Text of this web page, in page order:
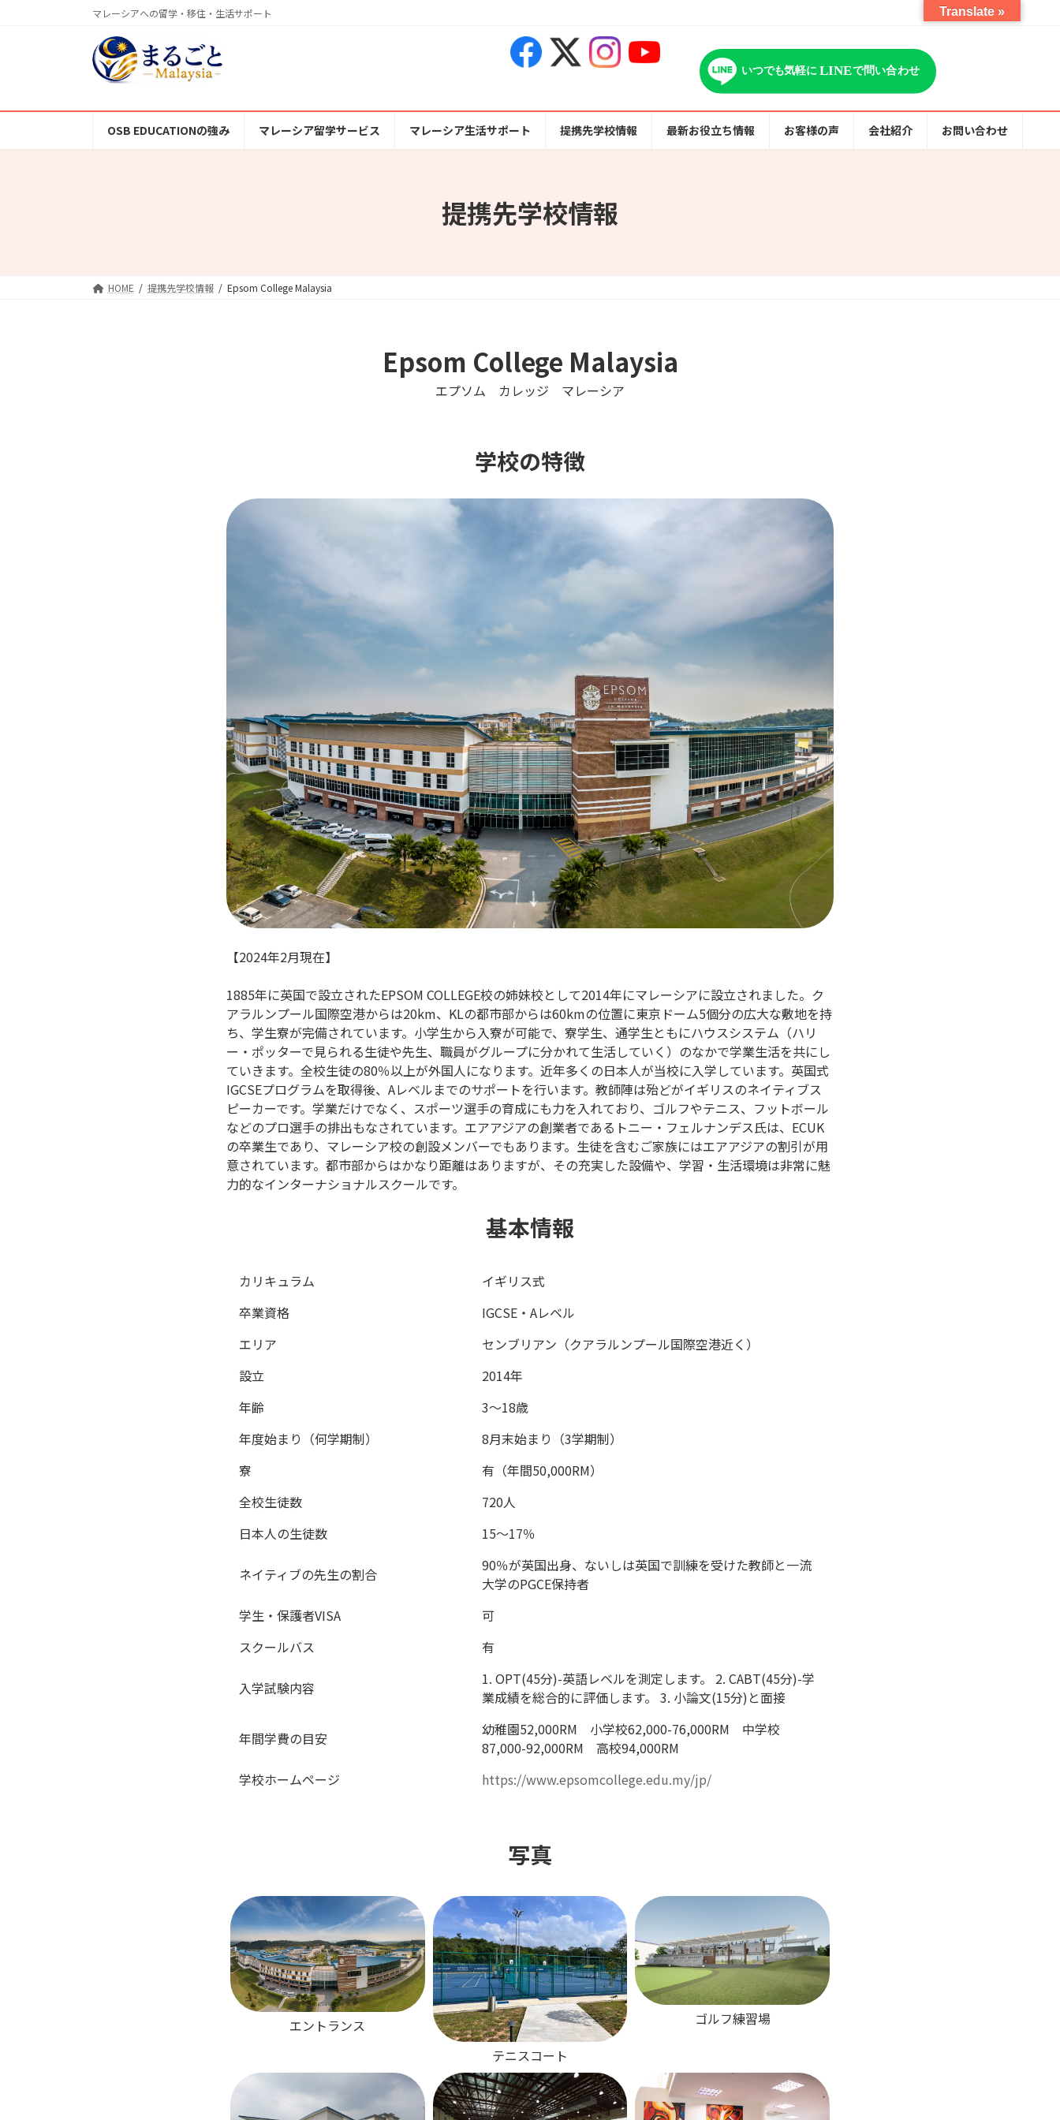
マレーシアへの留学・移住・生活サポート
OSB EDUCATIONの強み マレーシア留学サービス マレーシア生活サポート 提携先学校情報 最新お役立ち情報 お客様の声 会社紹介 お問い合わせ
提携先学校情報
HOME 提携先学校情報 Epsom College Malaysia
Epsom College Malaysia
エプソム カレッジ マレーシア
学校の特徴
【2024年2月現在】
1885年に英国で設立されたEPSOM COLLEGE校の姉妹校として2014年にマレーシアに設立されました。ク
アラルンプール国際空港からは20km、KLの都市部からは60kmの位置に東京ドーム5個分の広大な敷地を持
ち、学生寮が完備されています。小学生から入寮が可能で、寮学生、通学生ともにハウスシステム（ハリ
ー・ポッターで見られる生徒や先生、職員がグループに分かれて生活していく）のなかで学業生活を共にし
ていきます。全校生徒の80％以上が外国人になります。近年多くの日本人が当校に入学しています。英国式
IGCSEプログラムを取得後、Aレベルまでのサポートを行います。教師陣は殆どがイギリスのネイティブス
ピーカーです。学業だけでなく、スポーツ選手の育成にも力を入れており、ゴルフやテニス、フットボール
などのプロ選手の排出もなされています。エアアジアの創業者であるトニー・フェルナンデス氏は、ECUK
の卒業生であり、マレーシア校の創設メンバーでもあります。生徒を含むご家族にはエアアジアの割引が用
意されています。都市部からはかなり距離はありますが、その充実した設備や、学習・生活環境は非常に魅
力的なインターナショナルスクールです。
基本情報
カリキュラム
イギリス式
卒業資格
IGCSE・Aレベル
エリア
センブリアン（クアラルンプール国際空港近く）
設立
2014年
年齢
3～18歳
年度始まり（何学期制）
8月末始まり（3学期制）
寮
有（年間50,000RM）
全校生徒数
720人
日本人の生徒数
15〜17％
ネイティブの先生の割合
90％が英国出身、ないしは英国で訓練を受けた教師と一流
大学のPGCE保持者
学生・保護者VISA
可
スクールバス
有
入学試験内容
1. OPT(45分)-英語レベルを測定します。 2. CABT(45分)-学
業成績を総合的に評価します。 3. 小論文(15分)と面接
年間学費の目安
幼稚園52,000RM 小学校62,000-76,000RM 中学校
87,000-92,000RM 高校94,000RM
学校ホームページ
https://www.epsomcollege.edu.my/jp/
写真
エントランス
テニスコート
ゴルフ練習場
Translate »